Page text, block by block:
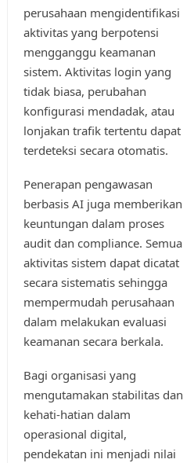
perusahaan mengidentifikasi
aktivitas yang berpotensi
mengganggu keamanan
sistem. Aktivitas login yang
tidak biasa, perubahan
konfigurasi mendadak, atau
lonjakan trafik tertentu dapat
terdeteksi secara otomatis.
Penerapan pengawasan
berbasis AI juga memberikan
keuntungan dalam proses
audit dan compliance. Semua
aktivitas sistem dapat dicatat
secara sistematis sehingga
mempermudah perusahaan
dalam melakukan evaluasi
keamanan secara berkala.
Bagi organisasi yang
mengutamakan stabilitas dan
kehati-hatian dalam
operasional digital,
pendekatan ini menjadi nilai